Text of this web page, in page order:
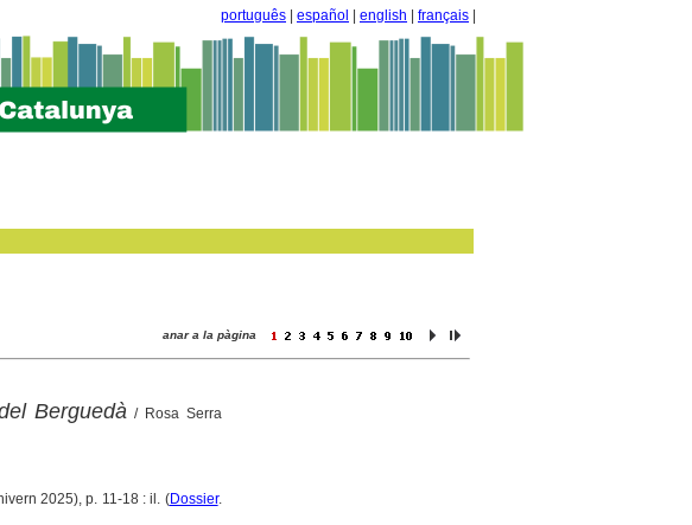
português español english français
anar a la pàgina
Berguedà / Rosa Serra
2025), p. 11-18 : il. (Dossier.